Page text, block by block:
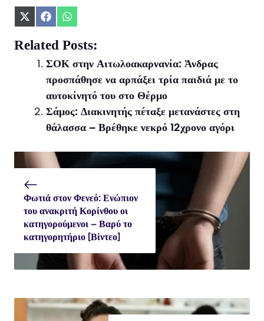
Share
X
(Twitter)
Share
Facebook
Share
WhatsApp
Related Posts:
ΣΟΚ στην Αιτωλοακαρνανία: Άνδρας
προσπάθησε να αρπάξει τρία παιδιά με το
αυτοκίνητό του στο Θέρμο
Σάμος: Διακινητής πέταξε μετανάστες στη
θάλασσα – Βρέθηκε νεκρό 12χρονο αγόρι
Φωτιά στον Φενεό: Ενώπιον
του ανακριτή Κορίνθου οι
κατηγορούμενοι – Βαρύ το
κατηγορητήριο [Βίντεο]